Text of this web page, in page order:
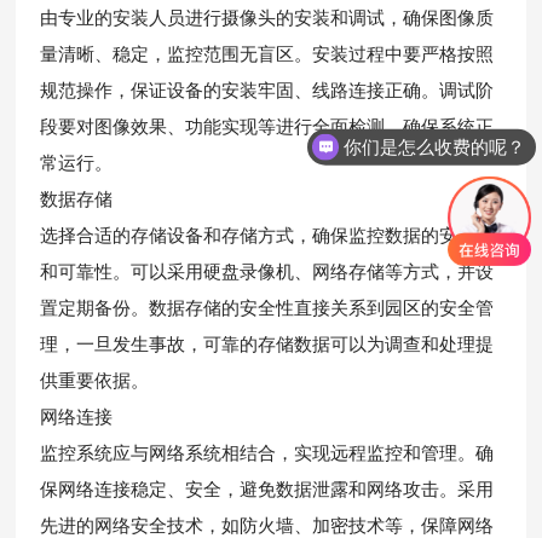
由专业的安装人员进行摄像头的安装和调试，确保图像质
量清晰、稳定，监控范围无盲区。安装过程中要严格按照
规范操作，保证设备的安装牢固、线路连接正确。调试阶
段要对图像效果、功能实现等进行全面检测，确保系统正
常运行。
数据存储
选择合适的存储设备和存储方式，确保监控数据的安全性
和可靠性。可以采用硬盘录像机、网络存储等方式，并设
置定期备份。数据存储的安全性直接关系到园区的安全管
理，一旦发生事故，可靠的存储数据可以为调查和处理提
供重要依据。
网络连接
监控系统应与网络系统相结合，实现远程监控和管理。确
保网络连接稳定、安全，避免数据泄露和网络攻击。采用
先进的网络安全技术，如防火墙、加密技术等，保障网络
你们是怎么收费的呢？